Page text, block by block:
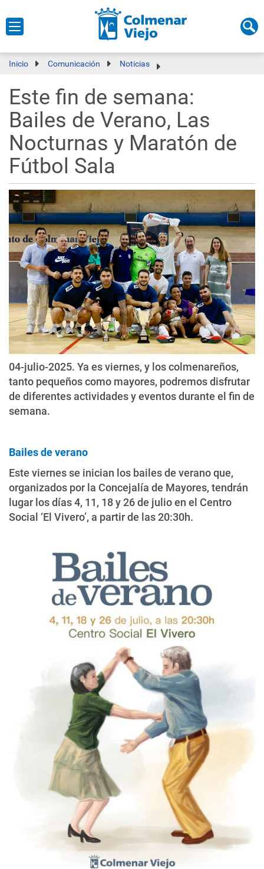
Inicio Comunicación Noticias
Este fin de semana:
Bailes de Verano, Las
Nocturnas y Maratón de
Fútbol Sala
04-julio-2025. Ya es viernes, y los colmenareños,
tanto pequeños como mayores, podremos disfrutar
de diferentes actividades y eventos durante el fin de
semana.
Bailes de verano
Este viernes se inician los bailes de verano que,
organizados por la Concejalía de Mayores, tendrán
lugar los días 4, 11, 18 y 26 de julio en el Centro
Social ‘El Vivero’, a partir de las 20:30h.